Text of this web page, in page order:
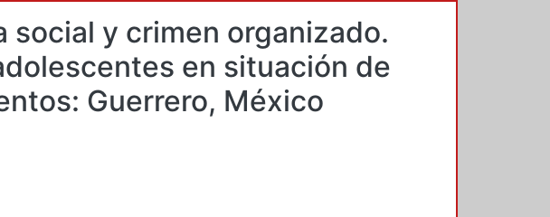
y crimen organizado.
en situación de
Guerrero, México